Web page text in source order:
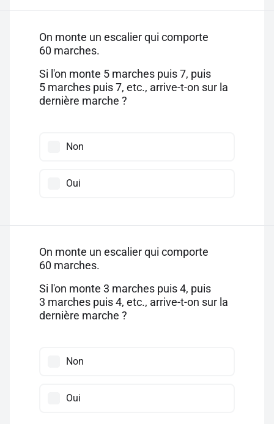
On monte un escalier qui comporte
60 marches.
Si l'on monte 5 marches puis 7, puis
5 marches puis 7, etc., arrive-t-on sur la
dernière marche ?
Non
Oui
On monte un escalier qui comporte
60 marches.
Si l'on monte 3 marches puis 4, puis
3 marches puis 4, etc., arrive-t-on sur la
dernière marche ?
Non
Oui